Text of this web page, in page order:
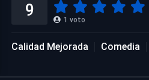
9 1 voto
Calidad Mejorada Comedia